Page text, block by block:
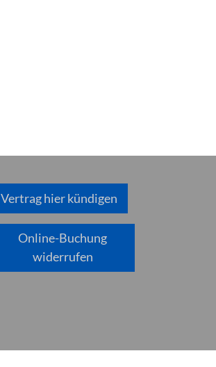
Vertrag hier kündigen
Online-Buchung
widerrufen